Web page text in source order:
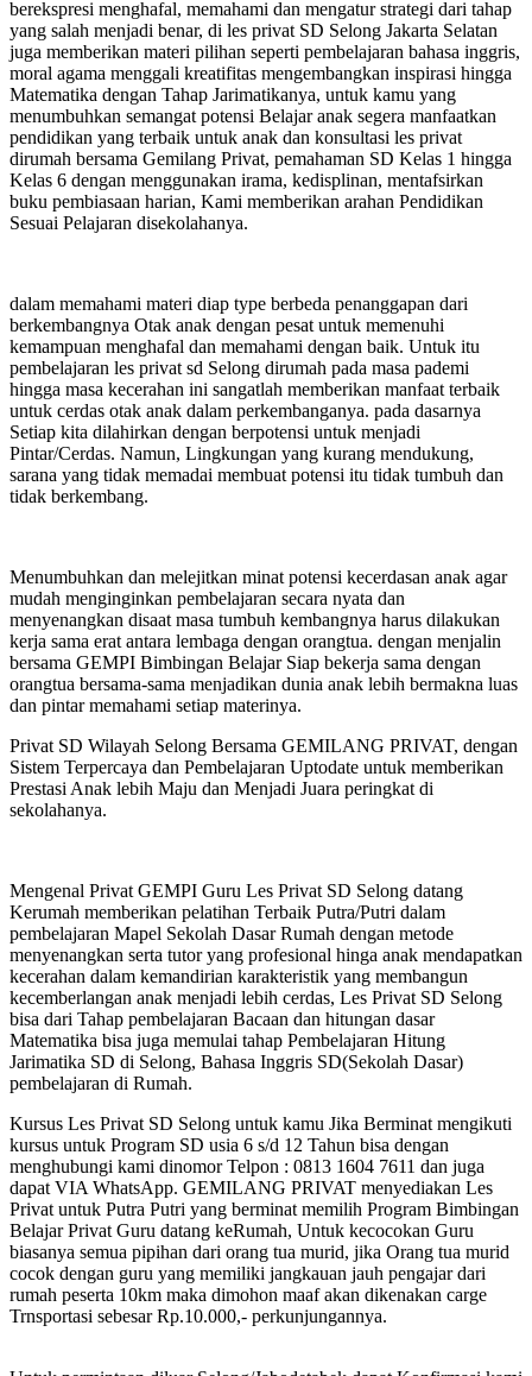
berekspresi menghafal, memahami dan mengatur strategi dari tahap
yang salah menjadi benar, di les privat SD Selong Jakarta Selatan
juga memberikan materi pilihan seperti pembelajaran bahasa inggris,
moral agama menggali kreatifitas mengembangkan inspirasi hingga
Matematika dengan Tahap Jarimatikanya, untuk kamu yang
menumbuhkan semangat potensi Belajar anak segera manfaatkan
pendidikan yang terbaik untuk anak dan konsultasi les privat
dirumah bersama Gemilang Privat, pemahaman SD Kelas 1 hingga
Kelas 6 dengan menggunakan irama, kedisplinan, mentafsirkan
buku pembiasaan harian, Kami memberikan arahan Pendidikan
Sesuai Pelajaran disekolahanya.
dalam memahami materi diap type berbeda penanggapan dari
berkembangnya Otak anak dengan pesat untuk memenuhi
kemampuan menghafal dan memahami dengan baik. Untuk itu
pembelajaran les privat sd Selong dirumah pada masa pademi
hingga masa kecerahan ini sangatlah memberikan manfaat terbaik
untuk cerdas otak anak dalam perkembanganya. pada dasarnya
Setiap kita dilahirkan dengan berpotensi untuk menjadi
Pintar/Cerdas. Namun, Lingkungan yang kurang mendukung,
sarana yang tidak memadai membuat potensi itu tidak tumbuh dan
tidak berkembang.
Menumbuhkan dan melejitkan minat potensi kecerdasan anak agar
mudah menginginkan pembelajaran secara nyata dan
menyenangkan disaat masa tumbuh kembangnya harus dilakukan
kerja sama erat antara lembaga dengan orangtua. dengan menjalin
bersama GEMPI Bimbingan Belajar Siap bekerja sama dengan
orangtua bersama-sama menjadikan dunia anak lebih bermakna luas
dan pintar memahami setiap materinya.
Privat SD Wilayah Selong Bersama GEMILANG PRIVAT, dengan
Sistem Terpercaya dan Pembelajaran Uptodate untuk memberikan
Prestasi Anak lebih Maju dan Menjadi Juara peringkat di
sekolahanya.
Mengenal Privat GEMPI Guru Les Privat SD Selong datang
Kerumah memberikan pelatihan Terbaik Putra/Putri dalam
pembelajaran Mapel Sekolah Dasar Rumah dengan metode
menyenangkan serta tutor yang profesional hinga anak mendapatkan
kecerahan dalam kemandirian karakteristik yang membangun
kecemberlangan anak menjadi lebih cerdas, Les Privat SD Selong
bisa dari Tahap pembelajaran Bacaan dan hitungan dasar
Matematika bisa juga memulai tahap Pembelajaran Hitung
Jarimatika SD di Selong, Bahasa Inggris SD(Sekolah Dasar)
pembelajaran di Rumah.
Kursus Les Privat SD Selong untuk kamu Jika Berminat mengikuti
kursus untuk Program SD usia 6 s/d 12 Tahun bisa dengan
menghubungi kami dinomor Telpon : 0813 1604 7611 dan juga
dapat VIA WhatsApp. GEMILANG PRIVAT menyediakan Les
Privat untuk Putra Putri yang berminat memilih Program Bimbingan
Belajar Privat Guru datang keRumah, Untuk kecocokan Guru
biasanya semua pipihan dari orang tua murid, jika Orang tua murid
cocok dengan guru yang memiliki jangkauan jauh pengajar dari
rumah peserta 10km maka dimohon maaf akan dikenakan carge
Trnsportasi sebesar Rp.10.000,- perkunjungannya.